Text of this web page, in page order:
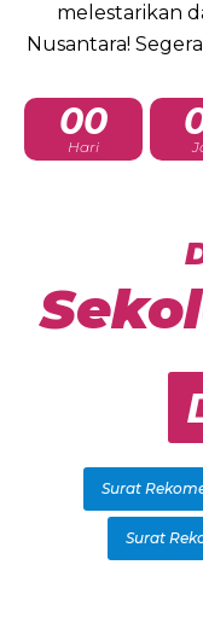
melestarikan
Nusantara!
00
Hari
Surat
Surat